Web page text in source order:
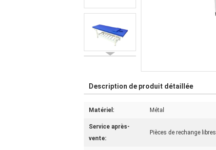
Description de produit détaillée
Matériel: Métal
Service après-
vente:
Pièces de rechange libres